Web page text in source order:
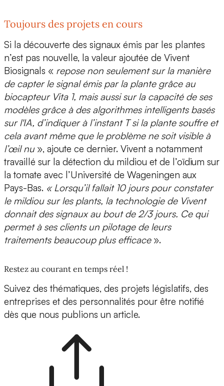
Toujours des projets en cours
Si la découverte des signaux émis par les plantes
n’est pas nouvelle, la valeur ajoutée de Vivent
Biosignals « repose non seulement sur la manière
de capter le signal émis par la plante grâce au
biocapteur Vita 1, mais aussi sur la capacité de ses
modèles grâce à des algorithmes intelligents basés
sur l'IA, d’indiquer à l’instant T si la plante souffre et
cela avant même que le problème ne soit visible à
l’œil nu », ajoute ce dernier. Vivent a notamment
travaillé sur la détection du mildiou et de l’oïdium sur
la tomate avec l’Université de Wageningen aux
Pays-Bas. « Lorsqu’il fallait 10 jours pour constater
le mildiou sur les plants, la technologie de Vivent
donnait des signaux au bout de 2/3 jours. Ce qui
permet à ses clients un pilotage de leurs
traitements beaucoup plus efficace».
Restez au courant en temps réel !
Suivez des thématiques, des projets législatifs, des
entreprises et des personnalités pour être notifié
dès que nous publions un article.